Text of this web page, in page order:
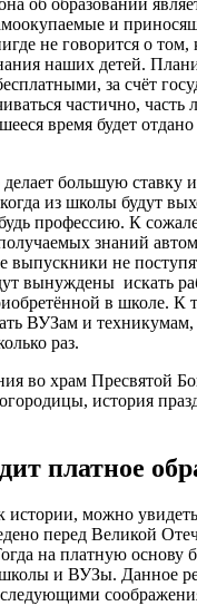
и
не говорится о том,
наших детей.
за счёт
частично, часть
время будет отдано
большую ставку
из школы будут
профессию. К
знаний
выпускники не
вынуждены искать
в школе. К
ВУЗам и техникумам,
раз.
во храм Пресвятой
история
платное
истории, можно
перед Великой
на платную основу
и ВУЗы. Данное